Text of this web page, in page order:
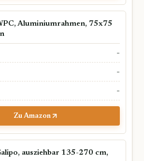
Aluminiumrahmen, 75x75
–
–
–
Zu Amazon
ausziehbar 135-270 cm,